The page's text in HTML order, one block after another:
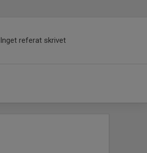
Inget referat skrivet